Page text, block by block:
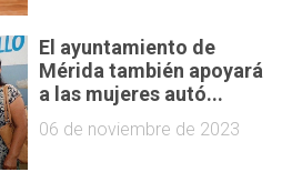
El ayuntamiento de
Mérida también apoyará
a las mujeres autó...
06 de noviembre de 2023